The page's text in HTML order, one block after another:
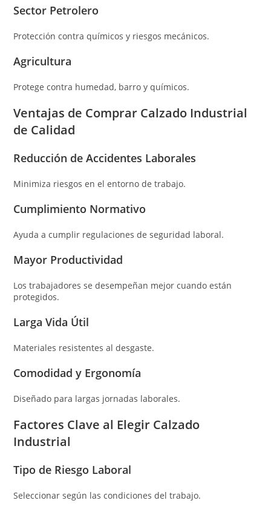
Sector Petrolero
Protección contra químicos y riesgos mecánicos.
Agricultura
Protege contra humedad, barro y químicos.
Ventajas de Comprar Calzado Industrial
de Calidad
Reducción de Accidentes Laborales
Minimiza riesgos en el entorno de trabajo.
Cumplimiento Normativo
Ayuda a cumplir regulaciones de seguridad laboral.
Mayor Productividad
Los trabajadores se desempeñan mejor cuando están
protegidos.
Larga Vida Útil
Materiales resistentes al desgaste.
Comodidad y Ergonomía
Diseñado para largas jornadas laborales.
Factores Clave al Elegir Calzado
Industrial
Tipo de Riesgo Laboral
Seleccionar según las condiciones del trabajo.